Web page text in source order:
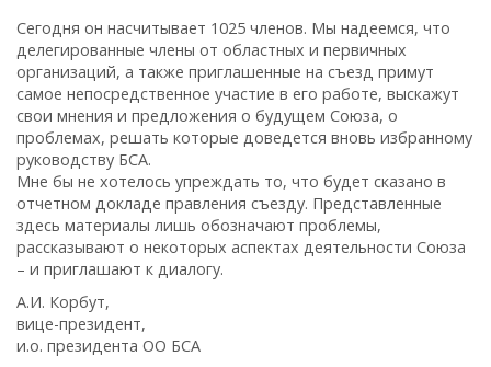
Сегодня он насчитывает 1025 членов. Мы надеемся, что
делегированные члены от областных и первичных
организаций, а также приглашенные на съезд примут
самое непосредственное участие в его работе, выскажут
свои мнения и предложения о будущем Союза, о
проблемах, решать которые доведется вновь избранному
руководству БСА.
Мне бы не хотелось упреждать то, что будет сказано в
отчетном докладе правления съезду. Представленные
здесь материалы лишь обозначают проблемы,
рассказывают о некоторых аспектах деятельности Союза
– и приглашают к диалогу.
А.И. Корбут,
вице-президент,
и.о. президента ОО БСА